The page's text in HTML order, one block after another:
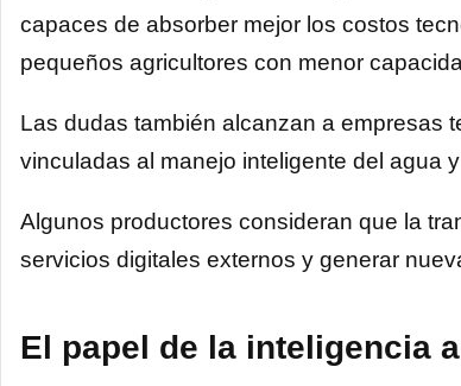
capaces de absorber mejor los costos
pequeños agricultores con menor
Las dudas también alcanzan a empresas
vinculadas al manejo inteligente del agua
Algunos productores consideran que la
servicios digitales externos y generar
El papel de la inteligencia